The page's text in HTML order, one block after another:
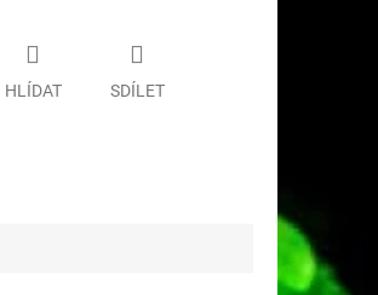
HLÍDAT SDÍLET